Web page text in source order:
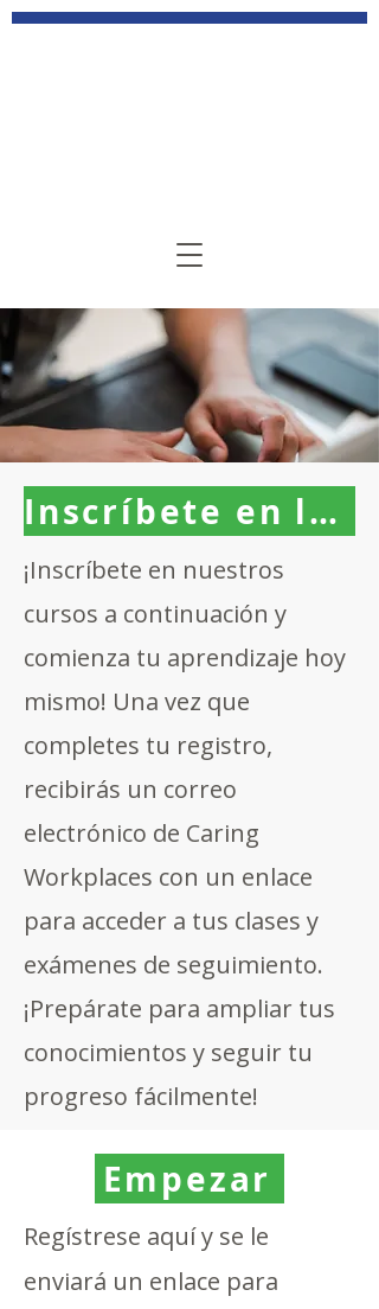
Inscríbete en los cursos aquí
¡Inscríbete en nuestros
cursos a continuación y
comienza tu aprendizaje hoy
mismo! Una vez que
completes tu registro,
recibirás un correo
electrónico de Caring
Workplaces con un enlace
para acceder a tus clases y
exámenes de seguimiento.
¡Prepárate para ampliar tus
conocimientos y seguir tu
progreso fácilmente!
Empezar
Regístrese aquí y se le
enviará un enlace para